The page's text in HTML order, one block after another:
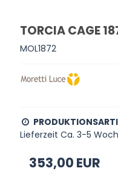
TORCIA CAGE
MOL1872
Lieferzeit Ca. 3-5
353,00 EUR